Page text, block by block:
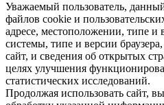
Уважаемый пользователь,
файлов cookie и
адресе, местоположении, типе и
системы, типе и версии
сайт, и сведения об открытых
целях улучшения
статистических исследований.
Продолжая использовать сайт,